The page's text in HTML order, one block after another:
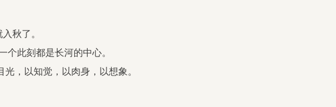
秋了。
个此刻都是长河的中心。
，以知觉，以肉身，以想象。